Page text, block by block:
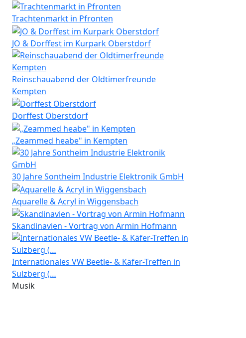
Trachtenmarkt in Pfronten
JO & Dorffest im Kurpark Oberstdorf
Reinschauabend der Oldtimerfreunde
Kempten
Dorffest Oberstdorf
„Zeammed heabe" in Kempten
30 Jahre Sontheim Industrie Elektronik GmbH
Aquarelle & Acryl in Wiggensbach
Skandinavien - Vortrag von Armin Hofmann
Internationales VW Beetle- & Käfer-Treffen in
Sulzberg (…
Musik